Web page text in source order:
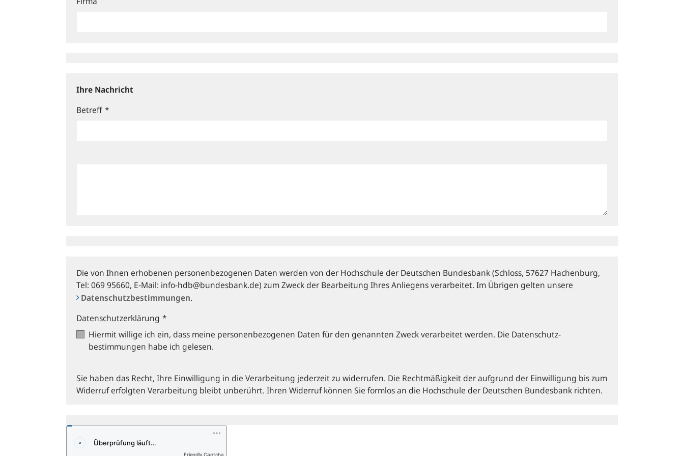
Ihre Nachricht
Betreff *
Die von Ihnen erhobenen personenbezogenen Daten werden von der Hochschule der Deutschen Bundesbank (Schloss, 57627 Hachenburg,
Tel: 069 95660, E‑Mail: info-hdb@bundesbank.de) zum Zweck der Bearbeitung Ihres Anliegens verarbeitet. Im Übrigen gelten unsere
Datenschutzbestimmungen.
Datenschutzerklärung *
Hiermit willige ich ein, dass meine personen­bezogenen Daten für den genannten Zweck verarbeitet werden. Die Datenschutz­
bestimmungen habe ich gelesen.
Sie haben das Recht, Ihre Einwilligung in die Verarbeitung jederzeit zu widerrufen. Die Rechtmäßigkeit der aufgrund der Einwilligung bis zum
Widerruf erfolgten Verarbeitung bleibt unberührt. Ihren Widerruf können Sie formlos an die Hochschule der Deutschen Bundesbank richten.
Friendly Captcha